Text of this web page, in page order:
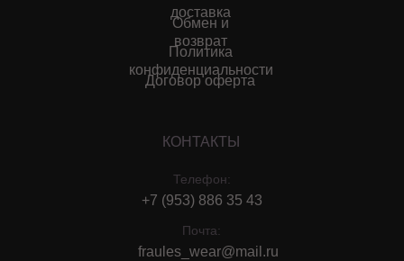
КОНТАКТЫ
доставка
Телефон:
Почта:
Обмен и
возврат
+7 (953) 886 35 43
fraules_wear@mail.ru
Политика
конфиденциальности
Договор оферта